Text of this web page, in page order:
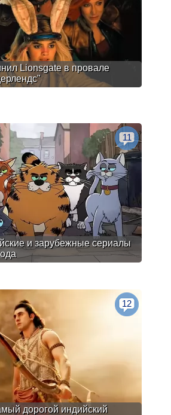
Lionsgate в провале
и зарубежные сериалы
11
дорогой индийский
12